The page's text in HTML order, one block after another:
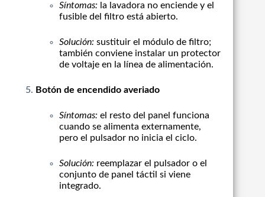
Síntomas: la lavadora no enciende y el
fusible del filtro está abierto.
Solución: sustituir el módulo de filtro;
también conviene instalar un protector
de voltaje en la línea de alimentación.
Botón de encendido averiado
Síntomas: el resto del panel funciona
cuando se alimenta externamente,
pero el pulsador no inicia el ciclo.
Solución: reemplazar el pulsador o el
conjunto de panel táctil si viene
integrado.